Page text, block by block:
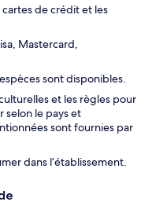
de crédit et les
Mastercard,
sont disponibles.
et les règles pour
selon le pays et
sont fournies par
dans l’établissement.